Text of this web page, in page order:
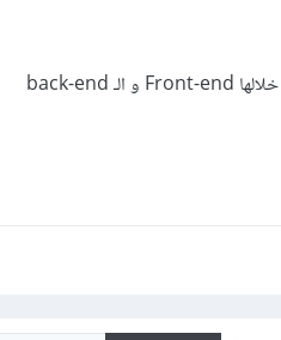
من فضلكم، هل في دورة إنشاء تطبيقات الجوال باستخدام منصة cordova هل سنتعلم من خلالها Front-end و الـ back-end